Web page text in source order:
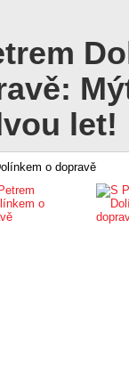
let!